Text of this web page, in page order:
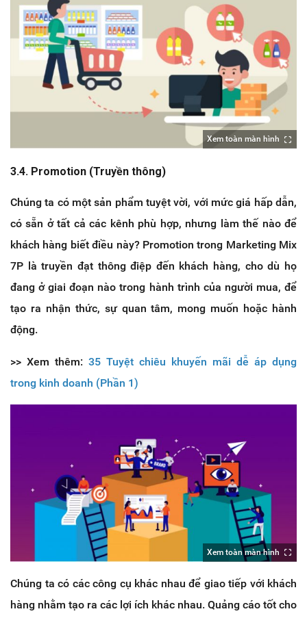
Xem toàn màn hình
3.4. Promotion (Truyền thông)
Chúng ta có một sản phẩm tuyệt vời, với mức giá hấp dẫn,
có sẵn ở tất cả các kênh phù hợp, nhưng làm thế nào để
khách hàng biết điều này? Promotion trong Marketing Mix
7P là truyền đạt thông điệp đến khách hàng, cho dù họ
đang ở giai đoạn nào trong hành trình của người mua, để
tạo ra nhận thức, sự quan tâm, mong muốn hoặc hành
động.
>> Xem thêm: 35 Tuyệt chiêu khuyến mãi dễ áp dụng
trong kinh doanh (Phần 1)
Xem toàn màn hình
Chúng ta có các công cụ khác nhau để giao tiếp với khách
hàng nhằm tạo ra các lợi ích khác nhau. Quảng cáo tốt cho